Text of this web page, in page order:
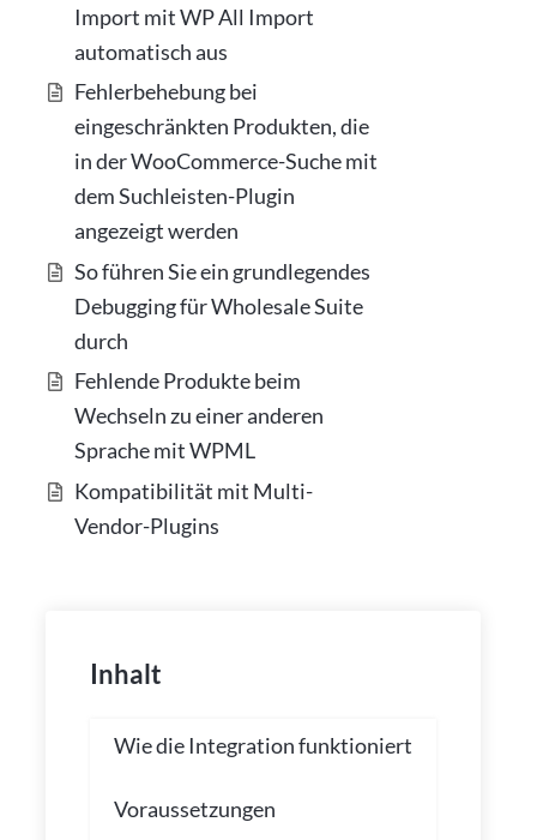
Import mit WP All Import
automatisch aus
Fehlerbehebung bei
eingeschränkten Produkten, die
in der WooCommerce-Suche mit
dem Suchleisten-Plugin
angezeigt werden
So führen Sie ein grundlegendes
Debugging für Wholesale Suite
durch
Fehlende Produkte beim
Wechseln zu einer anderen
Sprache mit WPML
Kompatibilität mit Multi-
Vendor-Plugins
Inhalt
Wie die Integration funktioniert
Voraussetzungen